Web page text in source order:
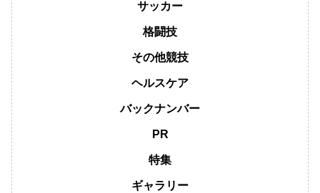
サッカー
格闘技
その他競技
ヘルスケア
バックナンバー
PR
特集
ギャラリー